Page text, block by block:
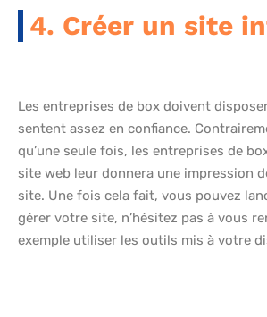
4. Créer un site
Les entreprises de box doivent
sentent assez en confiance.
qu’une seule fois, les entreprises de
site web leur donnera une impression
site. Une fois cela fait, vous pouvez
gérer votre site, n’hésitez pas à vous
exemple utiliser les outils mis à votre